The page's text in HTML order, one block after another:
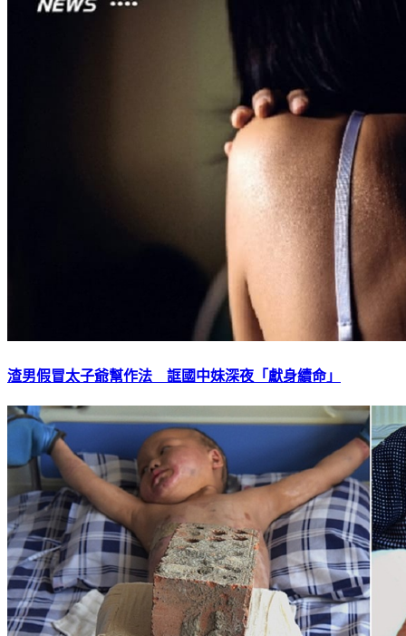
渣男假冒太子爺幫作法 誆國中妹深夜「獻身續命」